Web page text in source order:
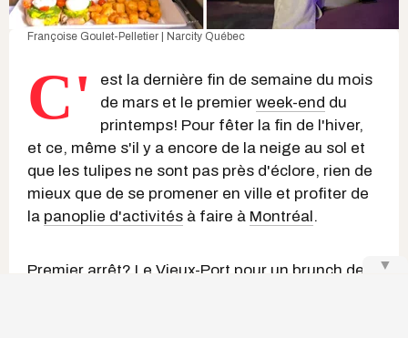
Françoise Goulet-Pelletier | Narcity Québec
C'
est la dernière fin de semaine du mois
de mars et le premier week-end du
printemps! Pour fêter la fin de l'hiver,
et ce, même s'il y a encore de la neige au sol et
que les tulipes ne sont pas près d'éclore, rien de
mieux que de se promener en ville et profiter de
la panoplie d'activités à faire à Montréal .
Premier arrêt? Le Vieux-Port pour un brunch des
▼